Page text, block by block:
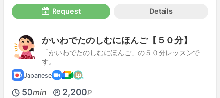
Request Details
かいわでたのしむにほんご【５０分】
「かいわでたのしむにほんご」の５０分レッスンで
す。
Japanese
50min 2,200P